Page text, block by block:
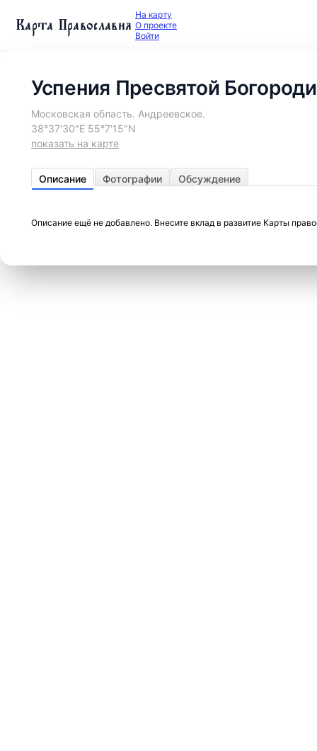
Карта Православия На карту
О проекте
Войти
Успения Пресвятой
Московская область. Андреевское.
38°37′30″E 55°7′15″N
показать на карте
Описание Фотографии Обсуждение
Описание ещё не добавлено. Внесите вклад в развитие Карты